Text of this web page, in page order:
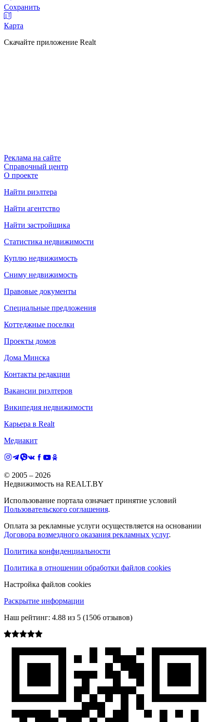
Сохранить
Карта
Скачайте приложение Realt
Реклама на сайте
Справочный центр
О проекте
Найти риэлтера
Найти агентство
Найти застройщика
Статистика недвижимости
Куплю недвижимость
Сниму недвижимость
Правовые документы
Специальные предложения
Коттеджные поселки
Проекты домов
Дома Минска
Контакты редакции
Вакансии риэлтеров
Википедия недвижимости
Карьера в Realt
Медиакит
© 2005 – 2026
Недвижимость на REALT.BY
Использование портала означает принятие условий
Пользовательского соглашения.
Оплата за рекламные услуги осуществляется на основании
Договора возмездного оказания рекламных услуг.
Политика конфиденциальности
Политика в отношении обработки файлов cookies
Настройка файлов cookies
Раскрытие информации
Наш рейтинг: 4.88 из 5 (1506 отзывов)